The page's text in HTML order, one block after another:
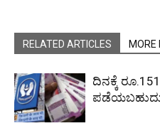
RELATED ARTICLES MORE
ದಿನಕ್ಕೆ